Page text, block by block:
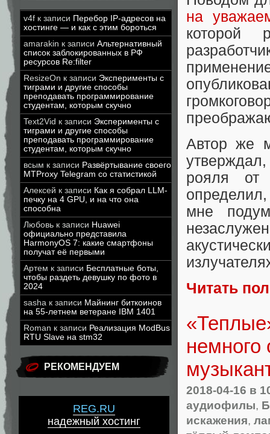
v4f к записи Перебор IP-адресов на
хостинге — и как с этим бороться
amarakin к записи Альтернативный
список заблокированных в РФ
ресурсов Re:filter
ResizeOn к записи Эксперименты с
тиграми и другие способы
преподавать программирование
студентам, которым скучно
Text2Vid к записи Эксперименты с
тиграми и другие способы
преподавать программирование
студентам, которым скучно
всым к записи Развёртывание своего
MTProxy Telegram со статистикой
Алексей к записи Как я собрал LLM-
печку на 4 GPU, и на что она
способна
Любовь к записи Huawei
официально представила
HarmonyOS 7: какие смартфоны
получат её первыми
Артем к записи Бесплатные боты,
чтобы раздеть девушку по фото в
2024
sasha к записи Майнинг биткоинов
на 55-летнем ветеране IBM 1401
Roman к записи Реализация ModBus
RTU Slave на stm32
РЕКОМЕНДУЕМ
REG.RU
надежный хостинг
на
которой
Автор же
рояля от
мне
Читать
немного
2018-04-16 в
аудиофилы,
искажения,